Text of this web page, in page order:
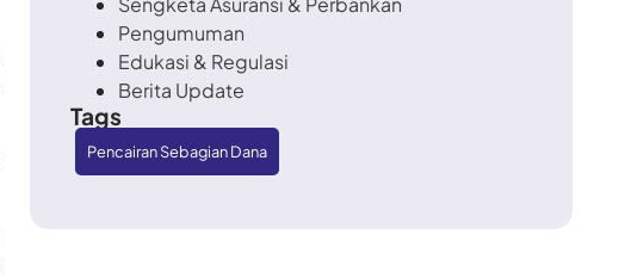
Pengumuman
Edukasi & Regulasi
Berita Update
Tags
Pencairan Sebagian Dana